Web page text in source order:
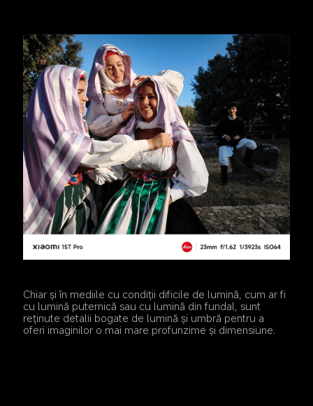
Chiar și în mediile cu condiții dificile de lumină, cum ar fi
cu lumină puternică sau cu lumină din fundal, sunt
reținute detalii bogate de lumină și umbră pentru a
oferi imaginilor o mai mare profunzime și dimensiune.